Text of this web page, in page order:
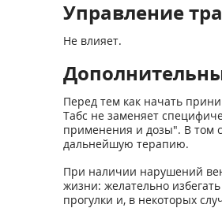
Управление
Не влияет.
Перед тем как начать
Табс не заменяет
применения и дозы". В том
дальнейшую терапию.
При наличии нарушений
жизни: желательно
прогулки и, в некоторых